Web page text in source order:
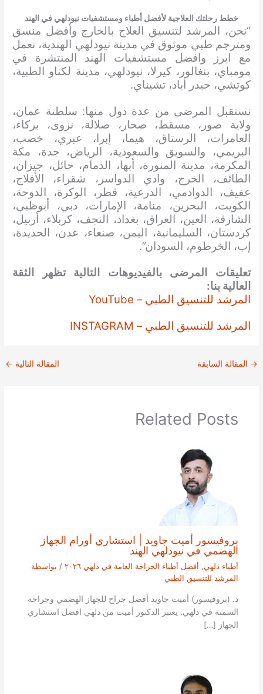
خطط رحلتك العلاجية لأفضل أطباء ومستشفيات نيودلهي في الهند
“نحن، المرشد لتنسيق العلاج بالخارج وأفضل منسق
ومترجم طبي موثوق في مدينة نيودلهي الهندية، نعمل
مع ابرز وافضل مستشفيات الهند المنتشرة في
مومباي، بنغالور، كيرلا، نيودلهي، مدينة لكناو الطبية،
كوتشي، حيدر أباد، تشيناي.
نستقبل المرضى من عدة دول منها: سلطنة عمان،
ولاية صور، مسقط، صحار، صلالة، نزوى، بركاء،
العامرات، الرستاق، هيما، إبرا، عبري، خصب،
البريمي، والسويق والسعودية، الرياض، جدة، مكة
المكرمة، مدينة المنورة، أبها، الدمام، حائل، جيزان،
الطائف، الخرج، وادي الدواسر، شقراء، الأفلاج،
عفيف، الدوادمي، الدرعية، قطر، الوكرة، الدوحة،
الكويت، البحرين، منامة، الإمارات، دبي، أبوظبي،
الشارقة، العين، العراق، بغداد، النجف، كربلاء، أربيل،
كردستان، السليمانية، اليمن، صنعاء، عدن، الحديدة،
إب، الخرطوم، السودان”.
تعليقات المرضى بالفيديوهات التالية تظهر الثقة
العالية بنا:
المرشد للتنسيق الطبي – YouTube
المرشد للتنسيق الطبي – INSTAGRAM
→ المقالة السابقة المقالة التالية ←
Related Posts
بروفيسور أميت جاويد | استشاري أورام الجهاز
الهضمي في نيودلهي الهند
أطباء دلهي, أفضل أطباء الجراحة العامة في دلهي ٢٠٢٦
/ بواسطة
المرشد للتنسيق الطبي
د. (بروفيسور) أميت جاويد أفضل جراح للجهاز الهضمي وجراحة
السمنة في دلهي. يعتبر الدكتور أميت من دلهي افضل استشاري
الجهاز […]